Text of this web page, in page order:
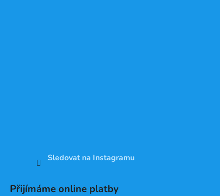
Sledovat na Instagramu
Přijímáme online platby